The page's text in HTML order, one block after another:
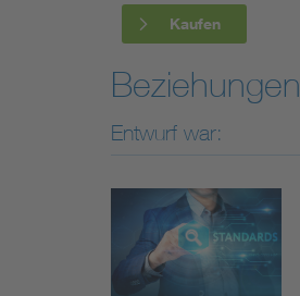
Mobility
Smart Cities
Kaufen
Beziehungen
Entwurf war: